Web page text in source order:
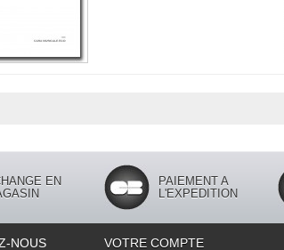
EN
PAIEMENT A
L'EXPEDITION
NOUS VOTRE COMPTE